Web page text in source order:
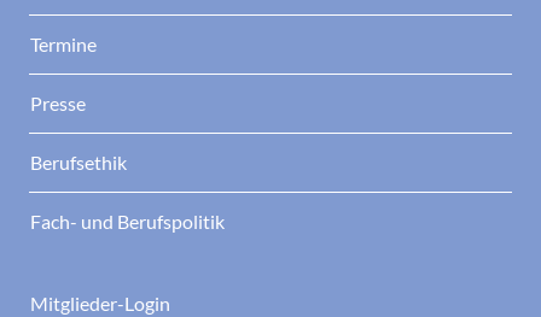
Termine
Presse
Berufsethik
Fach- und Berufspolitik
Mitglieder-Login